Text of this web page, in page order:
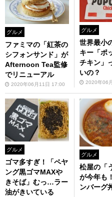
グルメ
ファミマの「紅茶の
シフォンサンド」が
Afternoon Tea監修
でリニューアル
2020年06月11日 17:00
グルメ
世界最小
キー「ポ
チキン」
いの？
2020年06
グルメ
ゴマ多すぎ！「ペヤ
ング黒ゴマMAXや
きそば」むっ…ラー
油がきいている
グルメ
松屋の「
が今年も
ンバーグ